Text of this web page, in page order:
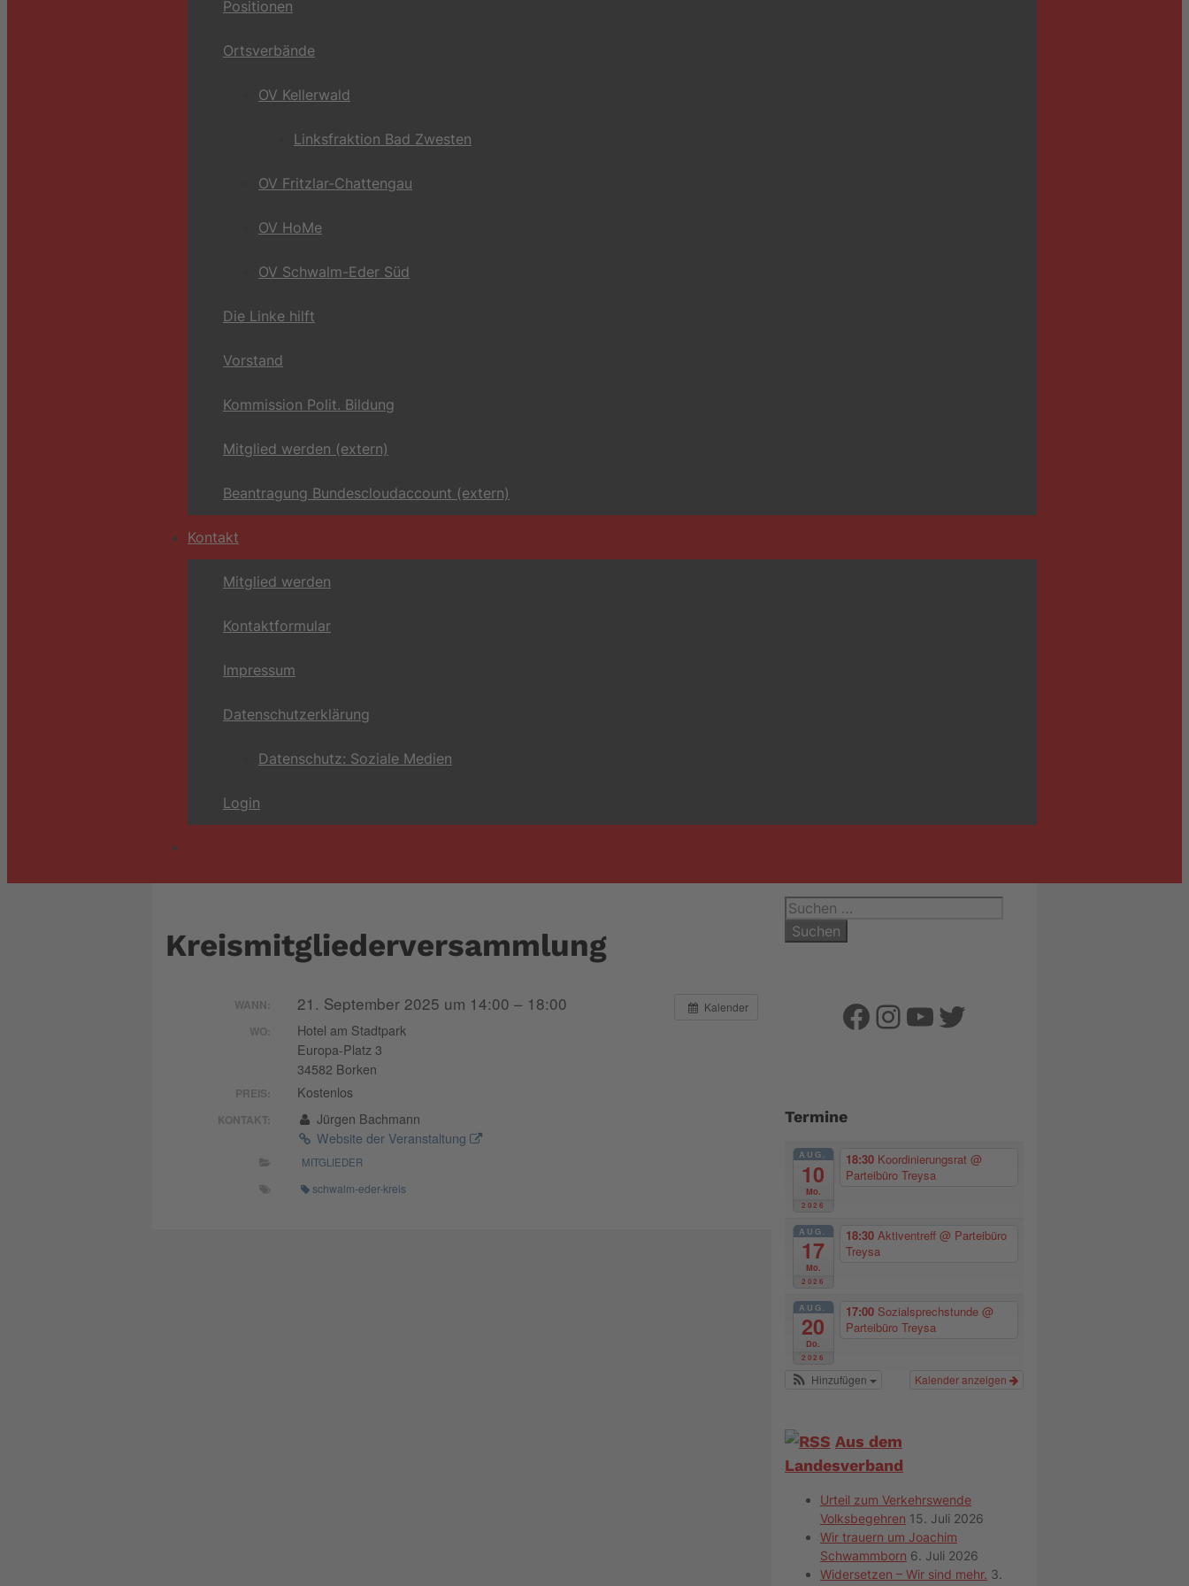
Positionen
Ortsverbände
OV Kellerwald
Linksfraktion Bad Zwesten
OV Fritzlar-Chattengau
OV HoMe
OV Schwalm-Eder Süd
Die Linke hilft
Vorstand
Kommission Polit. Bildung
Mitglied werden (extern)
Beantragung Bundescloudaccount (extern)
Kontakt
Mitglied werden
Kontaktformular
Impressum
Datenschutzerklärung
Datenschutz: Soziale Medien
Login
Kreismitgliederversammlung
Kalender
WANN: 21. September 2025 um 14:00 – 18:00
WO:
Hotel am Stadtpark
Europa-Platz 3
34582 Borken
PREIS: Kostenlos
KONTAKT:
Jürgen Bachmann
Website der Veranstaltung
MITGLIEDER
schwalm-eder-kreis
Suchen
nach:
Facebook
Instagram
YouTube
Twitter
Termine
AUG.
10
Mo.
2026
18:30 Koordinierungsrat @
Parteibüro Treysa
AUG.
17
Mo.
2026
18:30 Aktiventreff @ Parteibüro
Treysa
AUG.
20
Do.
2026
17:00 Sozialsprechstunde @
Parteibüro Treysa
Kalender anzeigen
Hinzufügen
Aus dem
Landesverband
Urteil zum Verkehrswende
Volksbegehren 15. Juli 2026
Wir trauern um Joachim
Schwammborn 6. Juli 2026
Widersetzen – Wir sind mehr. 3.